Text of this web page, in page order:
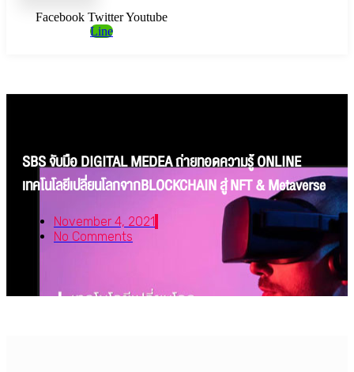
Facebook TwitterYoutube
Line
SBS จับมือ DIGITAL MEDEA ถ่ายทอดความรู้ ONLINE
เทคโนโลยีเปลี่ยนโลกจากBLOCKCHAIN สู่ NFT & Metaverse
November 4, 2021
No Comments